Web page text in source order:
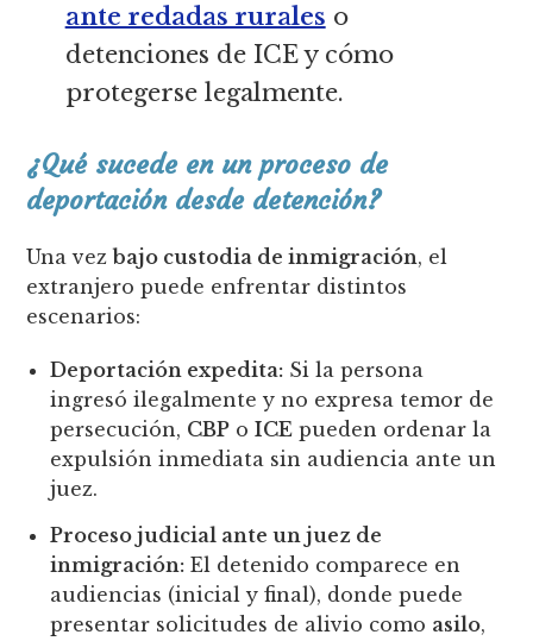
ante redadas rurales o
detenciones de ICE y cómo
protegerse legalmente.
¿Qué sucede en un proceso de
deportación desde detención?
Una vezbajo custodia de inmigración, el
extranjero puede enfrentar distintos
escenarios:
Deportación expedita: Si la persona
ingresó ilegalmente y no expresa temor de
persecución, CBP oICE pueden ordenar la
expulsión inmediata sin audiencia ante un
juez.
Proceso judicial ante un juez de
inmigración: El detenido comparece en
audiencias (inicial y final), donde puede
presentar solicitudes de alivio como asilo,